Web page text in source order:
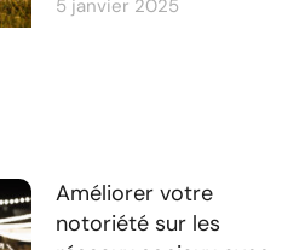
5 janvier 2025
Améliorer votre
notoriété sur les